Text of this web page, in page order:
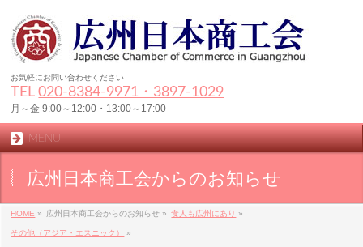
お気軽にお問い合わせください
TEL020-8384‐9971・3897-1029
月～金 9:00～12:00・13:00～17:00
MENU
広州日本商工会からのお知らせ
HOME » 広州日本商工会からのお知らせ » 食人も広州にあり »
その他（アジア・エスニック） »